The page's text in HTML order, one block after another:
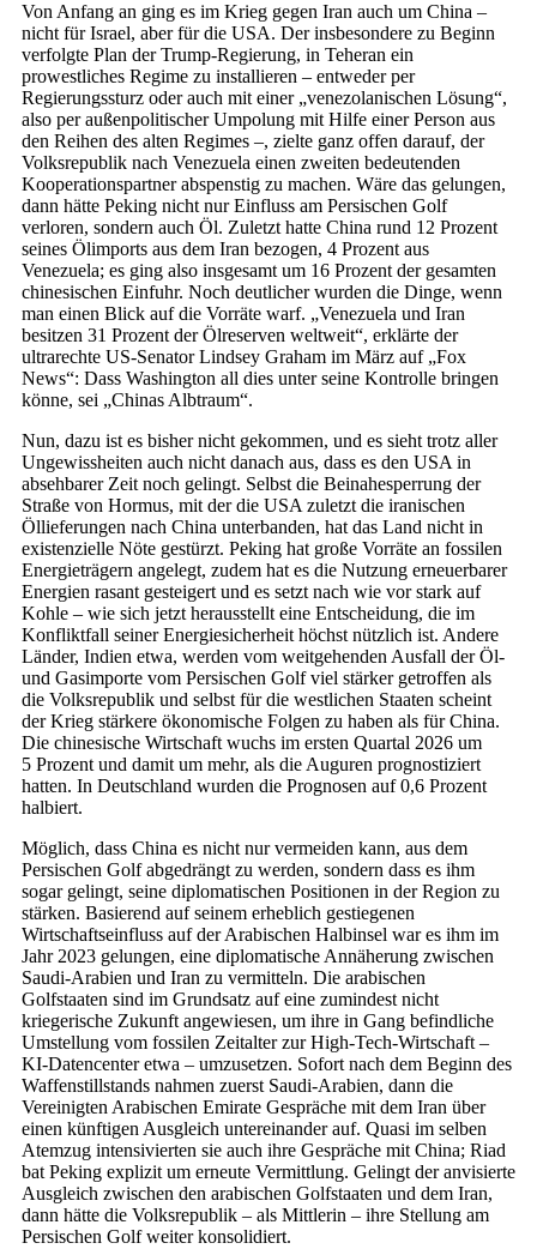
Von Anfang an ging es im Krieg gegen Iran auch um China –
nicht für Israel, aber für die USA. Der insbesondere zu Beginn
verfolgte Plan der Trump-Regierung, in Teheran ein
prowestliches Regime zu installieren – entweder per
Regierungssturz oder auch mit einer „venezolanischen Lösung“,
also per außenpolitischer Umpolung mit Hilfe einer Person aus
den Reihen des alten Regimes –, zielte ganz offen darauf, der
Volksrepublik nach Venezuela einen zweiten bedeutenden
Kooperationspartner abspenstig zu machen. Wäre das gelungen,
dann hätte Peking nicht nur Einfluss am Persischen Golf
verloren, sondern auch Öl. Zuletzt hatte China rund 12 Prozent
seines Ölimports aus dem Iran bezogen, 4 Prozent aus
Venezuela; es ging also insgesamt um 16 Prozent der gesamten
chinesischen Einfuhr. Noch deutlicher wurden die Dinge, wenn
man einen Blick auf die Vorräte warf. „Venezuela und Iran
besitzen 31 Prozent der Ölreserven weltweit“, erklärte der
ultrarechte US-Senator Lindsey Graham im März auf „Fox
News“: Dass Washington all dies unter seine Kontrolle bringen
könne, sei „Chinas Albtraum“.
Nun, dazu ist es bisher nicht gekommen, und es sieht trotz aller
Ungewissheiten auch nicht danach aus, dass es den USA in
absehbarer Zeit noch gelingt. Selbst die Beinahesperrung der
Straße von Hormus, mit der die USA zuletzt die iranischen
Öllieferungen nach China unterbanden, hat das Land nicht in
existenzielle Nöte gestürzt. Peking hat große Vorräte an fossilen
Energieträgern angelegt, zudem hat es die Nutzung erneuerbarer
Energien rasant gesteigert und es setzt nach wie vor stark auf
Kohle – wie sich jetzt herausstellt eine Entscheidung, die im
Konfliktfall seiner Energiesicherheit höchst nützlich ist. Andere
Länder, Indien etwa, werden vom weitgehenden Ausfall der Öl-
und Gasimporte vom Persischen Golf viel stärker getroffen als
die Volksrepublik und selbst für die westlichen Staaten scheint
der Krieg stärkere ökonomische Folgen zu haben als für China.
Die chinesische Wirtschaft wuchs im ersten Quartal 2026 um
5 Prozent und damit um mehr, als die Auguren prognostiziert
hatten. In Deutschland wurden die Prognosen auf 0,6 Prozent
halbiert.
Möglich, dass China es nicht nur vermeiden kann, aus dem
Persischen Golf abgedrängt zu werden, sondern dass es ihm
sogar gelingt, seine diplomatischen Positionen in der Region zu
stärken. Basierend auf seinem erheblich gestiegenen
Wirtschaftseinfluss auf der Arabischen Halbinsel war es ihm im
Jahr 2023 gelungen, eine diplomatische Annäherung zwischen
Saudi-Arabien und Iran zu vermitteln. Die arabischen
Golfstaaten sind im Grundsatz auf eine zumindest nicht
kriegerische Zukunft angewiesen, um ihre in Gang befindliche
Umstellung vom fossilen Zeitalter zur High-Tech-Wirtschaft –
KI-Datencenter etwa – umzusetzen. Sofort nach dem Beginn des
Waffenstillstands nahmen zuerst Saudi-Arabien, dann die
Vereinigten Arabischen Emirate Gespräche mit dem Iran über
einen künftigen Ausgleich untereinander auf. Quasi im selben
Atemzug intensivierten sie auch ihre Gespräche mit China; Riad
bat Peking explizit um erneute Vermittlung. Gelingt der anvisierte
Ausgleich zwischen den arabischen Golfstaaten und dem Iran,
dann hätte die Volksrepublik – als Mittlerin – ihre Stellung am
Persischen Golf weiter konsolidiert.